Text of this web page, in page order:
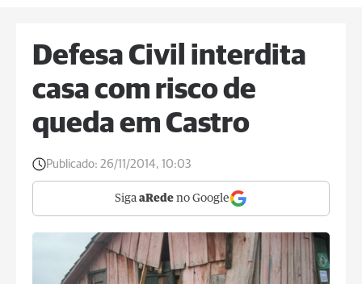
Defesa Civil interdita
casa com risco de
queda em Castro
Publicado: 26/11/2014, 10:03
Siga aRede no Google